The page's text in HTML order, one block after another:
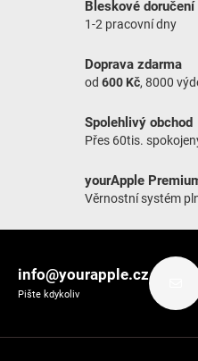
Bleskové doručení
1-2 pracovní dny
Doprava zdarma
od 600 Kč, 8000
Spolehlivý obchod
Přes 60tis.
yourApple
Věrnostní systém
info@yourapple.cz
Pište kdykoliv